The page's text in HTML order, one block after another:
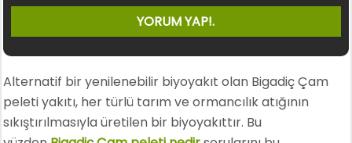
Alternatif bir yenilenebilir biyoyakıt olan Bigadiç Çam
peleti yakıtı, her türlü tarım ve ormancılık atığının
sıkıştırılmasıyla üretilen bir biyoyakıttır. Bu